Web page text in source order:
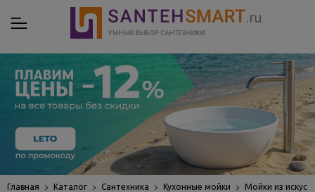
Главная Каталог Сантехника Кухонные мойки Мойки из